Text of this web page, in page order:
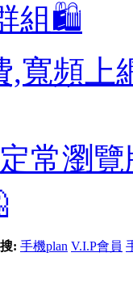
組🛍️
,寬頻上
常瀏
: 手機plan V.I.P會員